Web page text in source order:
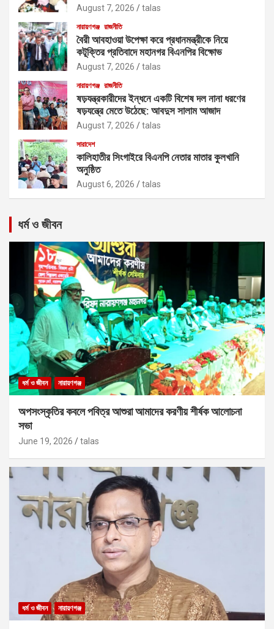
August 7, 2026 talas
নারায়ণগঞ্জ রাজনীতি
বৈরী আবহাওয়া উপেক্ষা করে প্রধানমন্ত্রীকে নিয়ে
কটূক্তির প্রতিবাদে মহানগর বিএনপির বিক্ষোভ
August 7, 2026 talas
নারায়ণগঞ্জ রাজনীতি
ষড়যন্ত্রকারীদের ইন্ধনে একটি বিশেষ দল নানা ধরণের
ষড়যন্ত্রে মেতে উঠেছে: আবদুস সালাম আজাদ
August 7, 2026 talas
সারাদেশ
কালিহাতীর সিংগাইরে বিএনপি নেতার মাতার কুলখানি
অনুষ্ঠিত
August 6, 2026 talas
ধর্ম ও জীবন
ধর্ম ও জীবন নারায়ণগঞ্জ
অপসংস্কৃতির কবলে পবিত্র আশুরা আমাদের করণীয় শীর্ষক আলোচনা
সভা
June 19, 2026 talas
ধর্ম ও জীবন নারায়ণগঞ্জ